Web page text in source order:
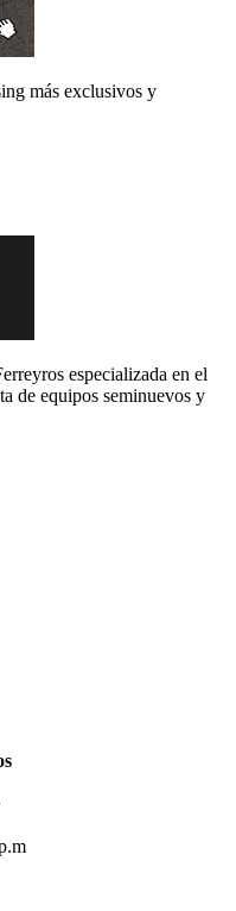
más exclusivos y
especializada en el
de equipos seminuevos y